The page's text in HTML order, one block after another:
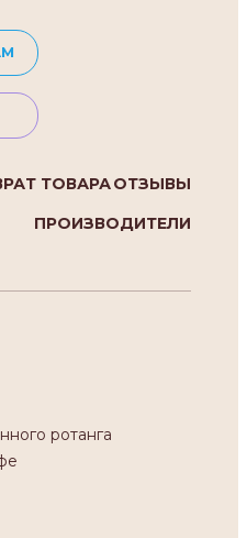
ТОВАРАОТЗЫВЫ
ПРОИЗВОДИТЕЛИ
ротанга